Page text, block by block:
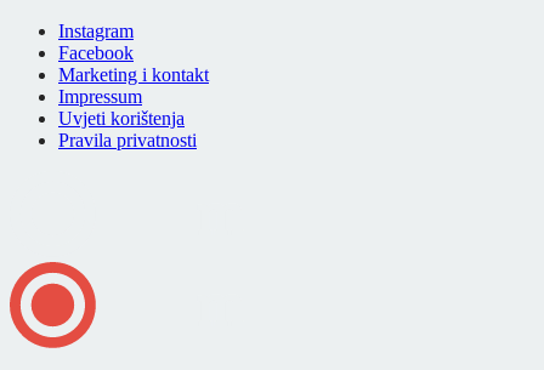
Instagram
Facebook
Marketing i kontakt
Impressum
Uvjeti korištenja
Pravila privatnosti